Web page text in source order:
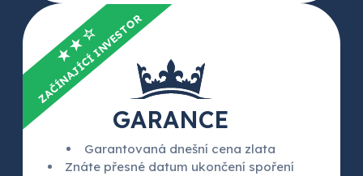
★★☆
ZAČÍNAJÍCÍ INVESTOR
GARANCE
Garantovaná dnešní cena zlata
Znáte přesné datum ukončení spoření